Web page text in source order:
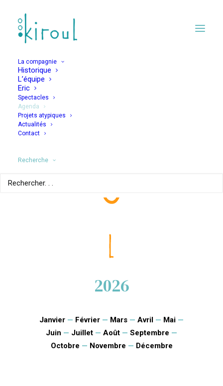
La compagnie
Historique
L’équipe
Eric
Spectacles
Agenda
Projets atypiques
Actualités
Contact
Recherche
JAMAIS JAMAIS –
2026
Janvier — Février — Mars — Avril — Mai —
Juin — Juillet — Août — Septembre —
Octobre — Novembre — Décembre